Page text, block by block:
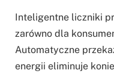
Inteligentne liczniki
zarówno dla
Automatyczne
energii eliminuje